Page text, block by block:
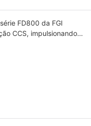
FD800 da FGI
CCS, impulsionando